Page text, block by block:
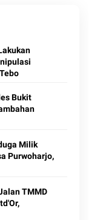
Bukit
Milik
Purwoharjo,
TMMD